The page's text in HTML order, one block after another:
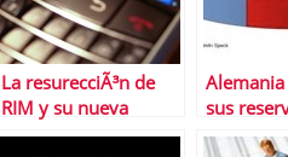
La resurecciÃ³n de
RIM y su nueva
BlackBerry
sus